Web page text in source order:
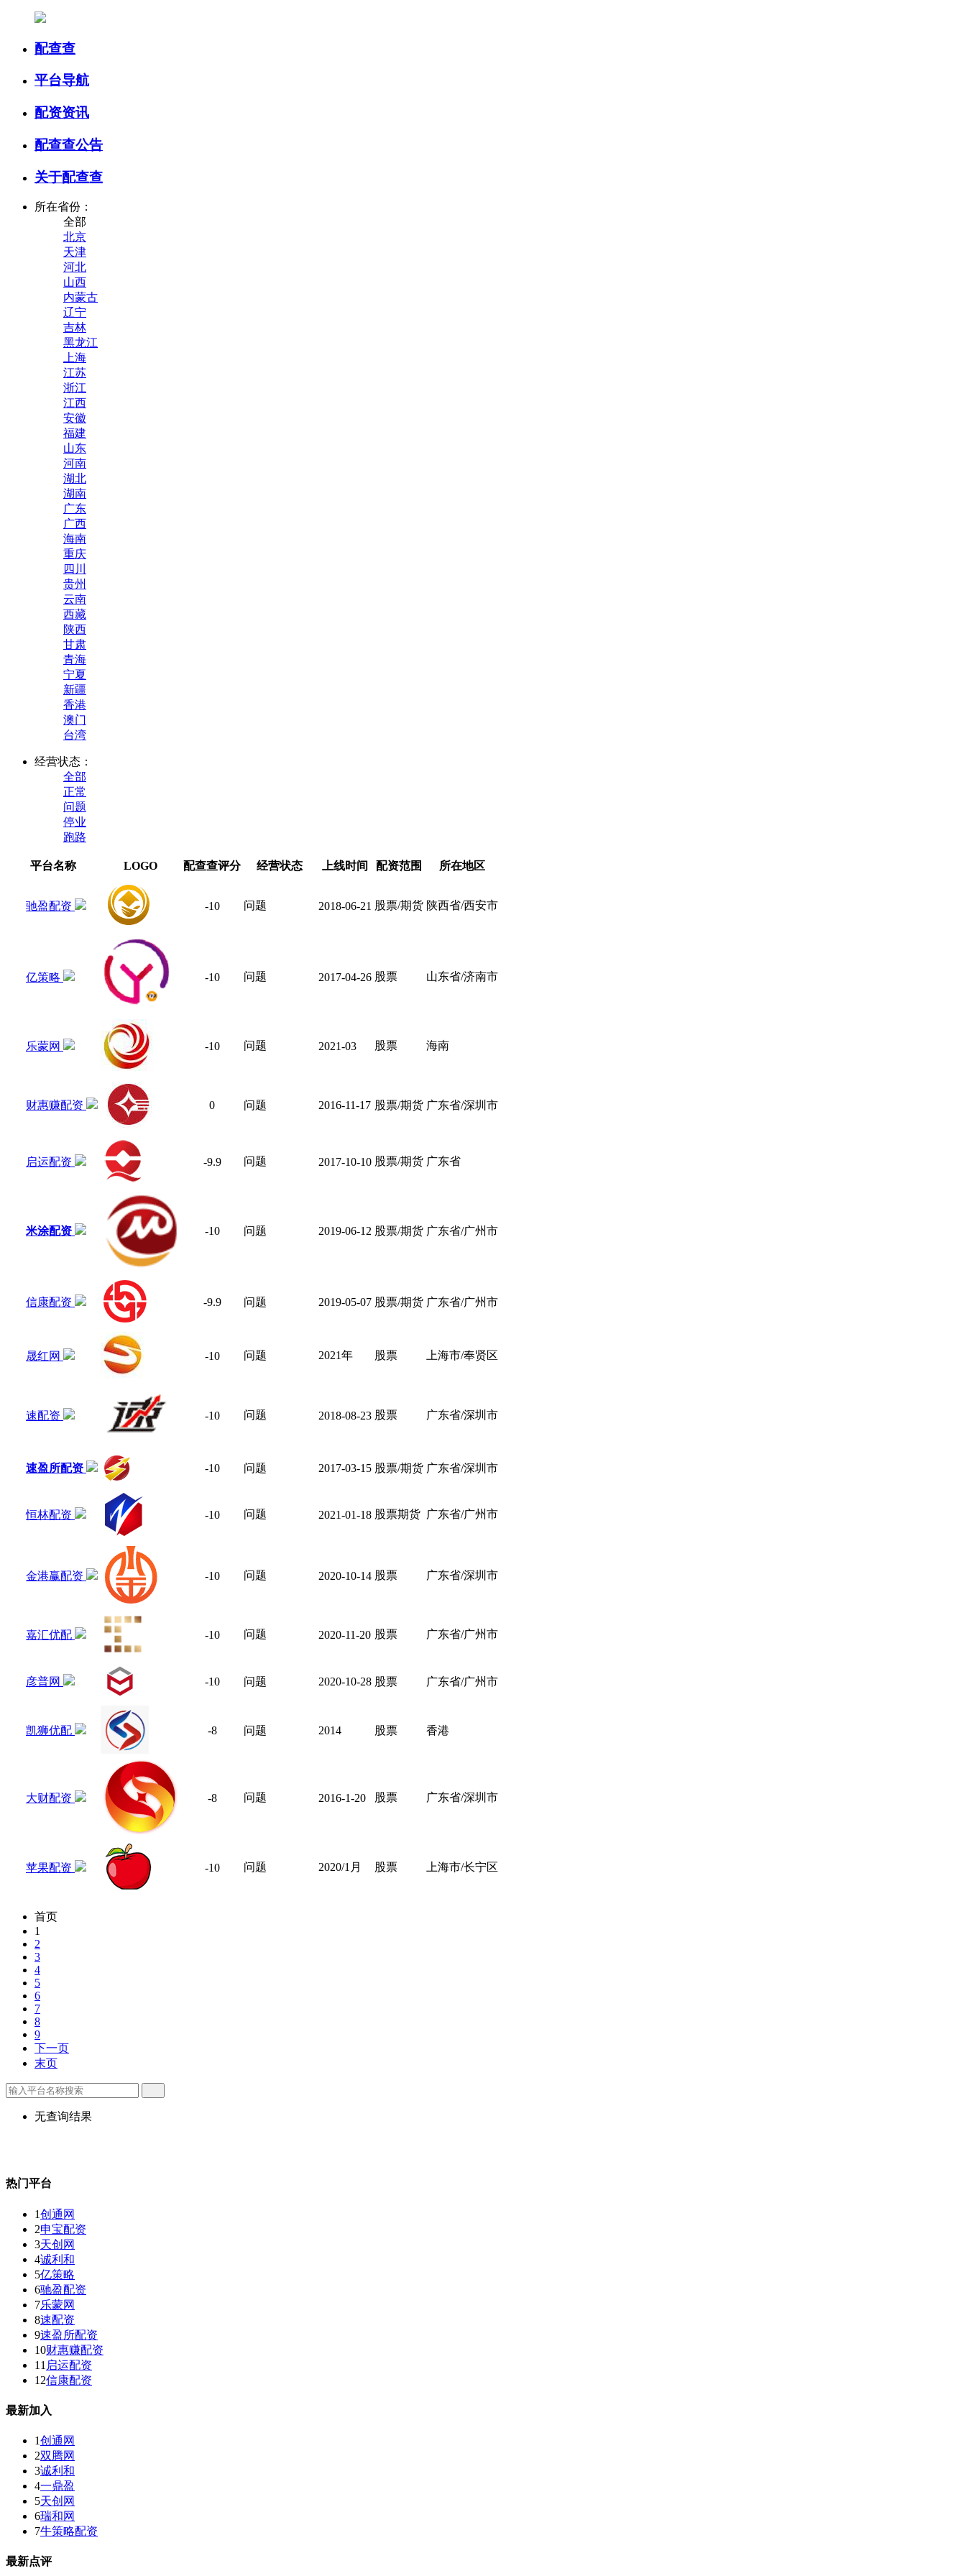
配查查
平台导航
配资资讯
配查查公告
关于配查查
所在省份：
全部
北京
天津
河北
山西
内蒙古
辽宁
吉林
黑龙江
上海
江苏
浙江
江西
安徽
福建
山东
河南
湖北
湖南
广东
广西
海南
重庆
四川
贵州
云南
西藏
陕西
甘肃
青海
宁夏
新疆
香港
澳门
台湾
经营状态：
全部
正常
问题
停业
跑路
平台名称 LOGO 配查查评分 经营状态 上线时间 配资范围 所在地区
驰盈配资 -10 问题 2018-06-21 股票/期货 陕西省/西安市
亿策略 -10 问题 2017-04-26 股票 山东省/济南市
乐蒙网 -10 问题 2021-03 股票 海南
财惠赚配资 0 问题 2016-11-17 股票/期货 广东省/深圳市
启运配资 -9.9 问题 2017-10-10 股票/期货 广东省
米涂配资 -10 问题 2019-06-12 股票/期货 广东省/广州市
信康配资 -9.9 问题 2019-05-07 股票/期货 广东省/广州市
晟红网 -10 问题 2021年 股票 上海市/奉贤区
速配资 -10 问题 2018-08-23 股票 广东省/深圳市
速盈所配资 -10 问题 2017-03-15 股票/期货 广东省/深圳市
恒林配资 -10 问题 2021-01-18 股票期货 广东省/广州市
金港赢配资 -10 问题 2020-10-14 股票 广东省/深圳市
嘉汇优配 -10 问题 2020-11-20 股票 广东省/广州市
彦普网 -10 问题 2020-10-28 股票 广东省/广州市
凯狮优配 -8 问题 2014 股票 香港
大财配资 -8 问题 2016-1-20 股票 广东省/深圳市
苹果配资 -10 问题 2020/1月 股票 上海市/长宁区
首页
1
2
3
4
5
6
7
8
9
下一页
末页
无查询结果
热门平台
1创通网
2申宝配资
3天创网
4诚利和
5亿策略
6驰盈配资
7乐蒙网
8速配资
9速盈所配资
10财惠赚配资
11 启运配资
12信康配资
最新加入
1创通网
2双腾网
3诚利和
4一鼎盈
5天创网
6瑞和网
7牛策略配资
最新点评